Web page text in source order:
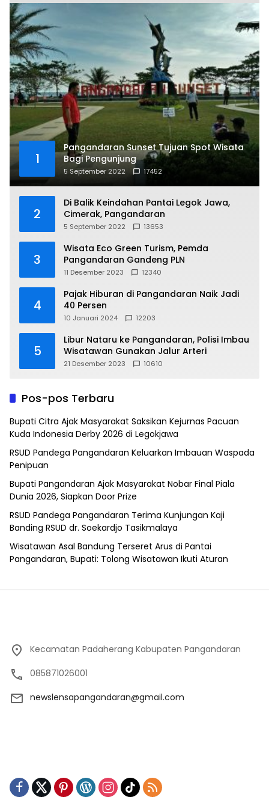
1
Pangandaran Sunset Tujuan Spot Wisata
Bagi Pengunjung
5 September 2022 17452
2
Di Balik Keindahan Pantai Legok Jawa,
Cimerak, Pangandaran
5 September 2022 13653
3
Wisata Eco Green Turism, Pemda
Pangandaran Gandeng PLN
11 Desember 2023 12340
4
Pajak Hiburan di Pangandaran Naik Jadi
40 Persen
10 Januari 2024 12203
5
Libur Nataru ke Pangandaran, Polisi Imbau
Wisatawan Gunakan Jalur Arteri
21 Desember 2023 10610
Pos-pos Terbaru
Bupati Citra Ajak Masyarakat Saksikan Kejurnas Pacuan
Kuda Indonesia Derby 2026 di Legokjawa
RSUD Pandega Pangandaran Keluarkan Imbauan Waspada
Penipuan
Bupati Pangandaran Ajak Masyarakat Nobar Final Piala
Dunia 2026, Siapkan Door Prize
RSUD Pandega Pangandaran Terima Kunjungan Kaji
Banding RSUD dr. Soekardjo Tasikmalaya
Wisatawan Asal Bandung Terseret Arus di Pantai
Pangandaran, Bupati: Tolong Wisatawan Ikuti Aturan
Kecamatan Padaherang Kabupaten Pangandaran
085871026001
newslensapangandaran@gmail.com